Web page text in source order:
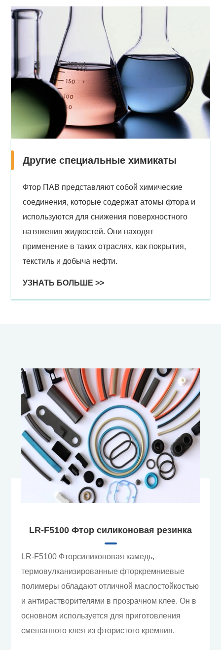
Другие специальные химикаты
Фтор ПАВ представляют собой химические
соединения, которые содержат атомы фтора и
используются для снижения поверхностного
натяжения жидкостей. Они находят
применение в таких отраслях, как покрытия,
текстиль и добыча нефти.
УЗНАТЬ БОЛЬШЕ >>
LR-F5100 Фтор силиконовая резинка
LR-F5100 Фторсиликоновая камедь,
термовулканизированные фторкремниевые
полимеры обладают отличной маслостойкостью
и антирастворителями в прозрачном клее. Он в
основном используется для приготовления
смешанного клея из фтористого кремния.